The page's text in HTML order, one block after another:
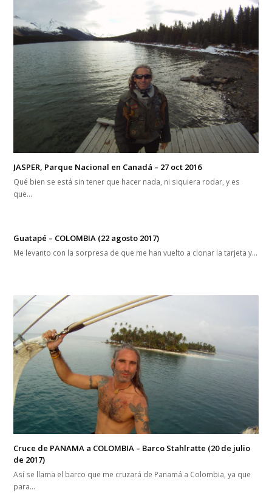
JASPER, Parque Nacional en Canadá – 27 oct 2016
Qué bien se está sin tener que hacer nada, ni siquiera rodar, y es
que…
Guatapé – COLOMBIA (22 agosto 2017)
Me levanto con la sorpresa de que me han vuelto a clonar la tarjeta y…
Cruce de PANAMA a COLOMBIA – Barco Stahlratte (20 de julio
de 2017)
Así se llama el barco que me cruzará de Panamá a Colombia, ya que
para…